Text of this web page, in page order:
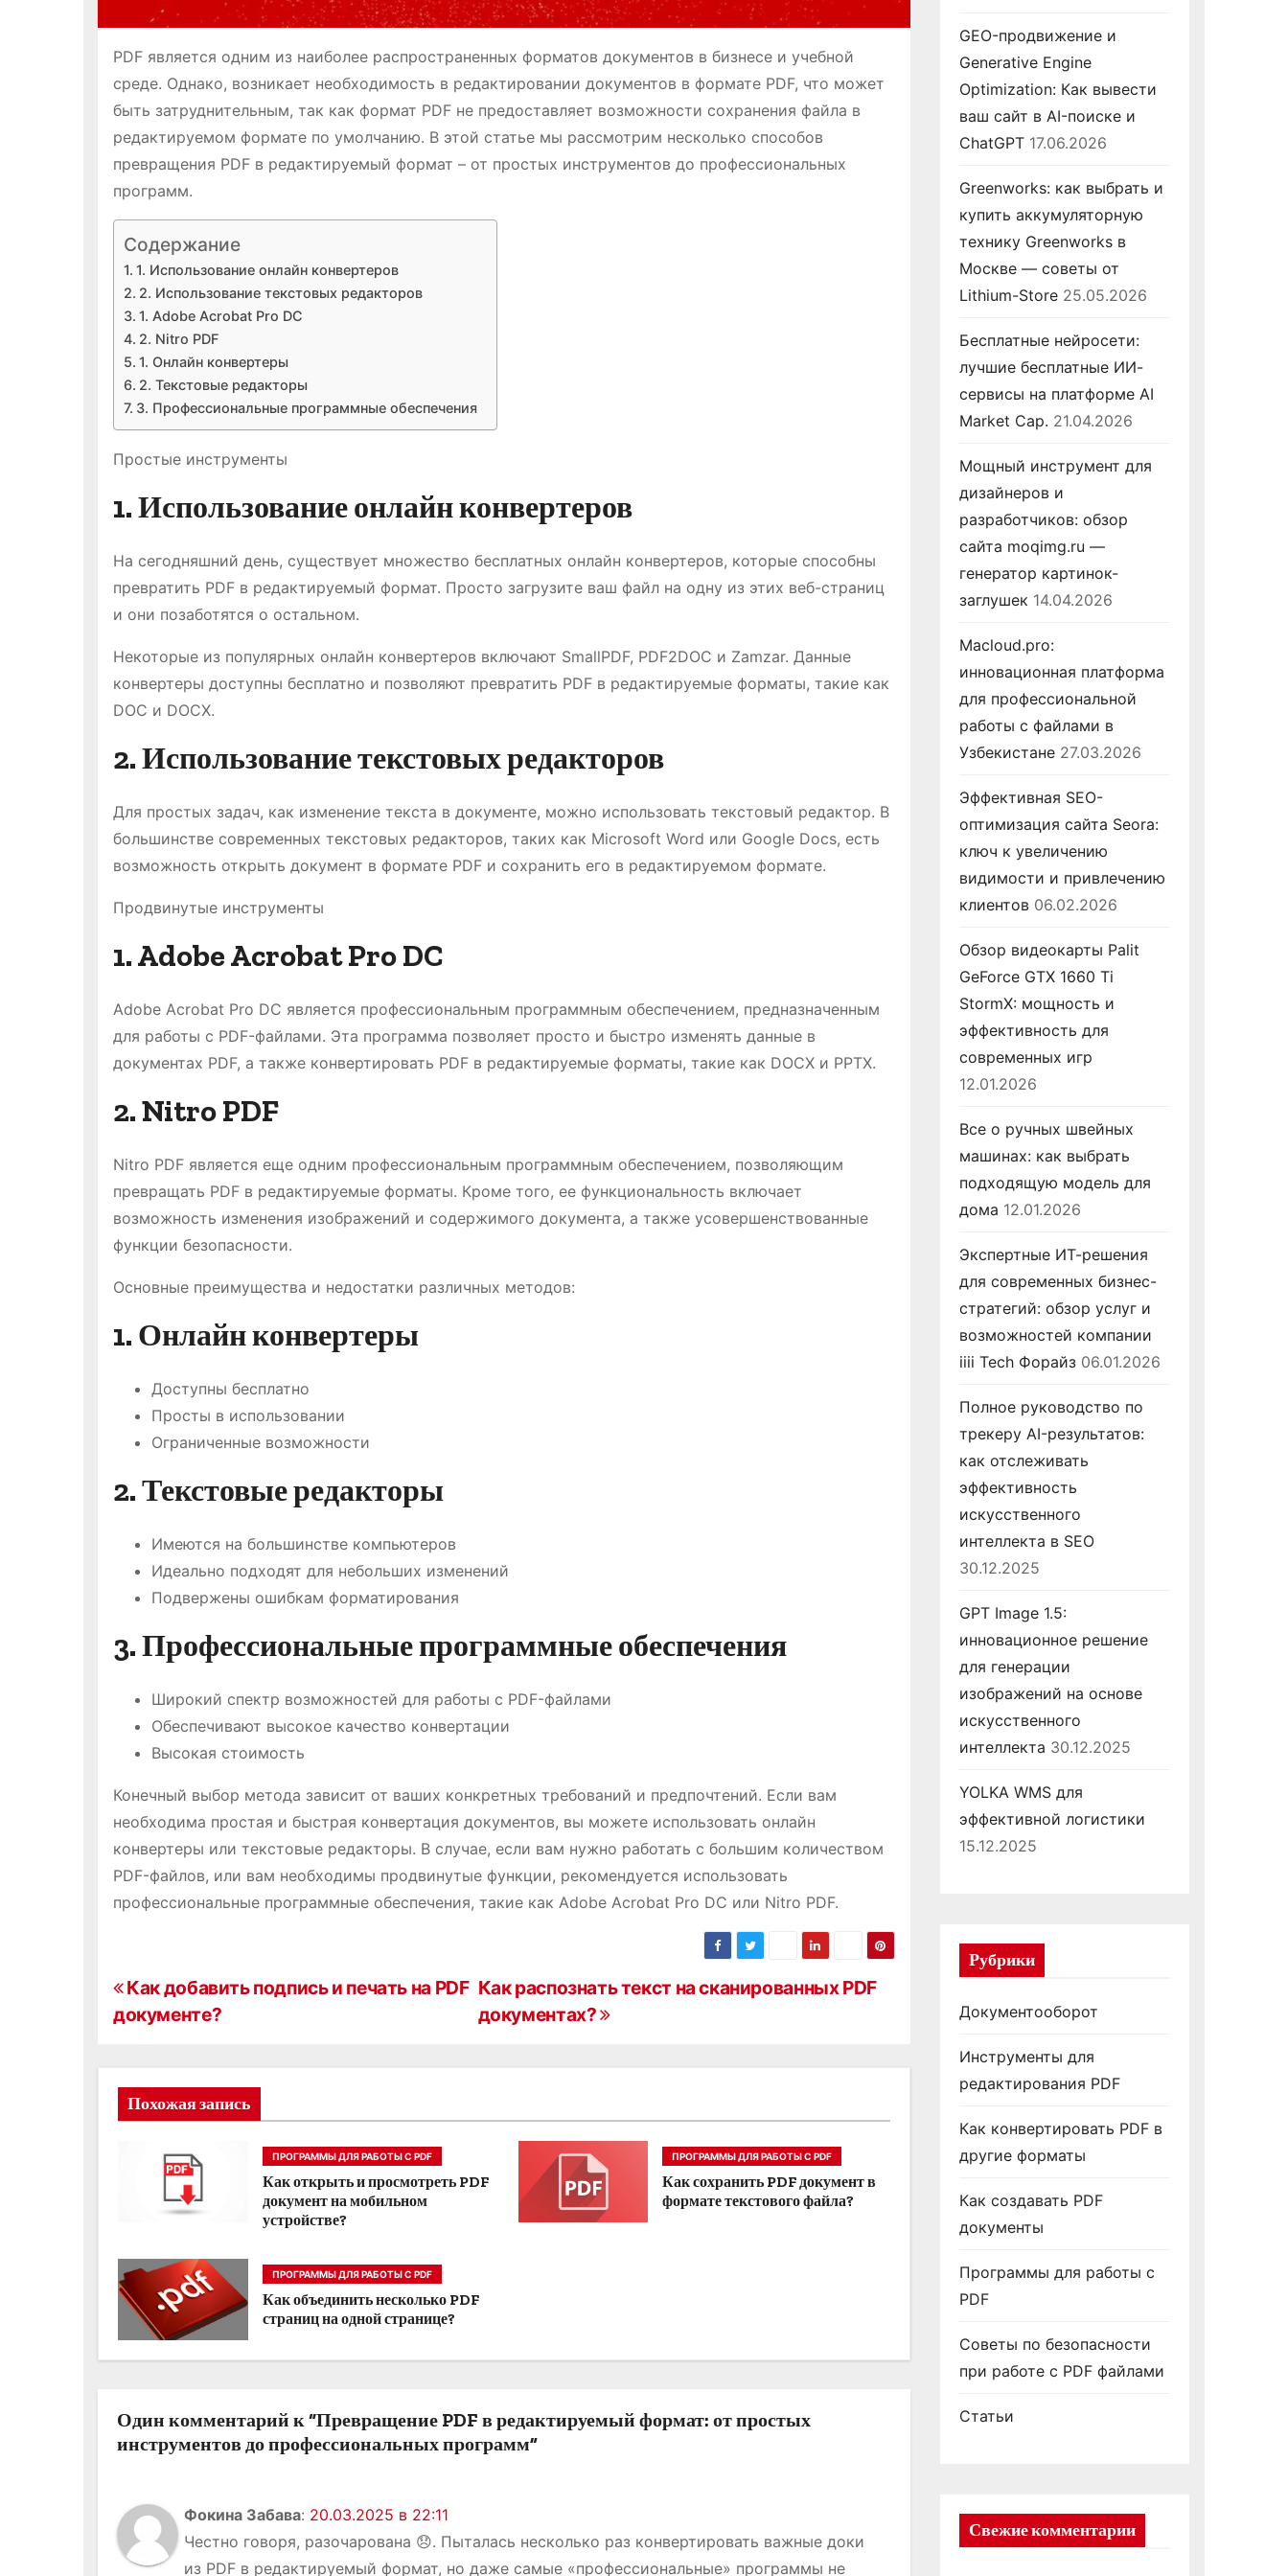
PDF является одним из наиболее распространенных форматов документов в бизнесе и учебной
среде. Однако, возникает необходимость в редактировании документов в формате PDF, что может
быть затруднительным, так как формат PDF не предоставляет возможности сохранения файла в
редактируемом формате по умолчанию. В этой статье мы рассмотрим несколько способов
превращения PDF в редактируемый формат – от простых инструментов до профессиональных
программ.
Содержание
1. Использование онлайн конвертеров
2. Использование текстовых редакторов
1. Adobe Acrobat Pro DC
2. Nitro PDF
1. Онлайн конвертеры
2. Текстовые редакторы
3. Профессиональные программные обеспечения
Простые инструменты
1. Использование онлайн конвертеров
На сегодняшний день, существует множество бесплатных онлайн конвертеров, которые способны
превратить PDF в редактируемый формат. Просто загрузите ваш файл на одну из этих веб-страниц
и они позаботятся о остальном.
Некоторые из популярных онлайн конвертеров включают SmallPDF, PDF2DOC и Zamzar. Данные
конвертеры доступны бесплатно и позволяют превратить PDF в редактируемые форматы, такие как
DOC и DOCX.
2. Использование текстовых редакторов
Для простых задач, как изменение текста в документе, можно использовать текстовый редактор. В
большинстве современных текстовых редакторов, таких как Microsoft Word или Google Docs, есть
возможность открыть документ в формате PDF и сохранить его в редактируемом формате.
Продвинутые инструменты
1. Adobe Acrobat Pro DC
Adobe Acrobat Pro DC является профессиональным программным обеспечением, предназначенным
для работы с PDF-файлами. Эта программа позволяет просто и быстро изменять данные в
документах PDF, а также конвертировать PDF в редактируемые форматы, такие как DOCX и PPTX.
2. Nitro PDF
Nitro PDF является еще одним профессиональным программным обеспечением, позволяющим
превращать PDF в редактируемые форматы. Кроме того, ее функциональность включает
возможность изменения изображений и содержимого документа, а также усовершенствованные
функции безопасности.
Основные преимущества и недостатки различных методов:
1. Онлайн конвертеры
Доступны бесплатно
Просты в использовании
Ограниченные возможности
2. Текстовые редакторы
Имеются на большинстве компьютеров
Идеально подходят для небольших изменений
Подвержены ошибкам форматирования
3. Профессиональные программные обеспечения
Широкий спектр возможностей для работы с PDF-файлами
Обеспечивают высокое качество конвертации
Высокая стоимость
Конечный выбор метода зависит от ваших конкретных требований и предпочтений. Если вам
необходима простая и быстрая конвертация документов, вы можете использовать онлайн
конвертеры или текстовые редакторы. В случае, если вам нужно работать с большим количеством
PDF-файлов, или вам необходимы продвинутые функции, рекомендуется использовать
профессиональные программные обеспечения, такие как Adobe Acrobat Pro DC или Nitro PDF.
Н
а
и
и
я
п
з
а
и
с
Как распознать текст на сканированных PDF
документах?
Как добавить подпись и печать на PDF
документе?
Похожая запись
ПРОГРАММЫ ДЛЯ РАБОТЫ С PDF
Как открыть и просмотреть PDF
документ на мобильном
устройстве?
ПРОГРАММЫ ДЛЯ РАБОТЫ С PDF
Как сохранить PDF документ в
формате текстового файла?
ПРОГРАММЫ ДЛЯ РАБОТЫ С PDF
Как объединить несколько PDF
страниц на одной странице?
Один комментарий к “Превращение PDF в редактируемый формат: от простых
инструментов до профессиональных программ”
Фокина Забава: 20.03.2025 в 22:11
Честно говоря, разочарована 😞. Пыталась несколько раз конвертировать важные доки
из PDF в редактируемый формат, но даже самые «профессиональные» программы не
GEO-продвижение и
Generative Engine
Optimization: Как вывести
ваш сайт в AI-поиске и
ChatGPT 17.06.2026
Greenworks: как выбрать и
купить аккумуляторную
технику Greenworks в
Москве — советы от
Lithium-Store 25.05.2026
Бесплатные нейросети:
лучшие бесплатные ИИ-
сервисы на платформе AI
Market Cap. 21.04.2026
Мощный инструмент для
дизайнеров и
разработчиков: обзор
сайта moqimg.ru —
генератор картинок-
заглушек 14.04.2026
Macloud.pro:
инновационная платформа
для профессиональной
работы с файлами в
Узбекистане 27.03.2026
Эффективная SEO-
оптимизация сайта Seora:
ключ к увеличению
видимости и привлечению
клиентов 06.02.2026
Обзор видеокарты Palit
GeForce GTX 1660 Ti
StormX: мощность и
эффективность для
современных игр
12.01.2026
Все о ручных швейных
машинах: как выбрать
подходящую модель для
дома 12.01.2026
Экспертные ИТ-решения
для современных бизнес-
стратегий: обзор услуг и
возможностей компании
iiii Tech Форайз 06.01.2026
Полное руководство по
трекеру AI-результатов:
как отслеживать
эффективность
искусственного
интеллекта в SEO
30.12.2025
GPT Image 1.5:
инновационное решение
для генерации
изображений на основе
искусственного
интеллекта 30.12.2025
YOLKA WMS для
эффективной логистики
15.12.2025
Рубрики
Документооборот
Инструменты для
редактирования PDF
Как конвертировать PDF в
другие форматы
Как создавать PDF
документы
Программы для работы с
PDF
Советы по безопасности
при работе с PDF файлами
Статьи
Свежие комментарии